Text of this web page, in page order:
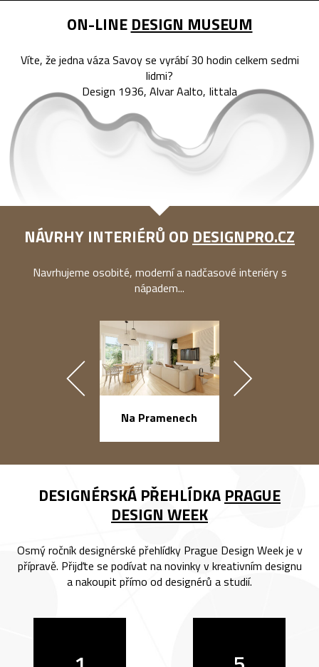
ON-LINE DESIGN MUSEUM
Víte, že jedna váza Savoy se vyrábí 30 hodin celkem sedmi
lidmi?
Design 1936, Alvar Aalto, Iittala
NÁVRHY INTERIÉRŮ OD DESIGNPRO.CZ
Navrhujeme osobité, moderní a nadčasové interiéry s
nápadem...
Na Pramenech
DESIGNÉRSKÁ PŘEHLÍDKA PRAGUE
DESIGN WEEK
Osmý ročník designérské přehlídky Prague Design Week je v
přípravě. Přijďte se podívat na novinky v kreativním designu
a nakoupit přímo od designérů a studií.